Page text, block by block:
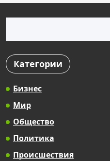
Категории
Бизнес
Мир
Общество
Политика
Происшествия